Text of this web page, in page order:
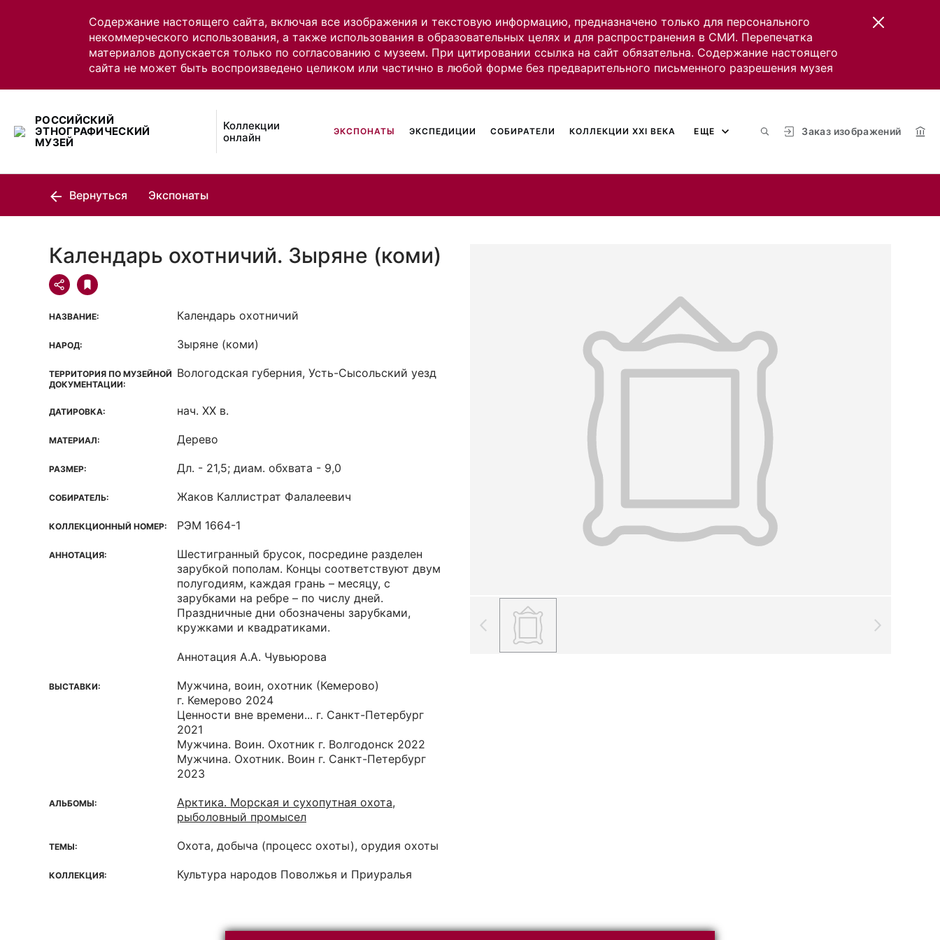
Содержание настоящего сайта, включая все изображения и текстовую информацию, предназначено только для персонального
некоммерческого использования, а также использования в образовательных целях и для распространения в СМИ. Перепечатка
материалов допускается только по согласованию с музеем. При цитировании ссылка на сайт обязательна. Содержание настоящего
сайта не может быть воспроизведено целиком или частично в любой форме без предварительного письменного разрешения музея
РОССИЙСКИЙ
ЭТНОГРАФИЧЕСКИЙ
МУЗЕЙ
Коллекции
онлайн
Заказ изображений
ЭКСПОНАТЫ ЭКСПЕДИЦИИ СОБИРАТЕЛИ КОЛЛЕКЦИИ XXI ВЕКА ЕЩЕ
Вернуться Экспонаты
Календарь охотничий. Зыряне (коми)
НАЗВАНИЕ: Календарь охотничий
НАРОД: Зыряне (коми)
ТЕРРИТОРИЯ ПО МУЗЕЙНОЙ
ДОКУМЕНТАЦИИ:
Вологодская губерния, Усть-Сысольский уезд
ДАТИРОВКА: нач. XX в.
МАТЕРИАЛ: Дерево
РАЗМЕР: Дл. - 21,5; диам. обхвата - 9,0
СОБИРАТЕЛЬ: Жаков Каллистрат Фалалеевич
КОЛЛЕКЦИОННЫЙ НОМЕР: РЭМ 1664-1
АННОТАЦИЯ:
Шестигранный брусок, посредине разделен
зарубкой пополам. Концы соответствуют двум
полугодиям, каждая грань – месяцу, с
зарубками на ребре – по числу дней.
Праздничные дни обозначены зарубками,
кружками и квадратиками.
Аннотация А.А. Чувьюрова
ВЫСТАВКИ:
Мужчина, воин, охотник (Кемерово)
г. Кемерово 2024
Ценности вне времени... г. Санкт-Петербург
2021
Мужчина. Воин. Охотник г. Волгодонск 2022
Мужчина. Охотник. Воин г. Санкт-Петербург
2023
АЛЬБОМЫ:
Арктика. Морская и сухопутная охота,
рыболовный промысел
ТЕМЫ: Охота, добыча (процесс охоты), орудия охоты
КОЛЛЕКЦИЯ: Культура народов Поволжья и Приуралья